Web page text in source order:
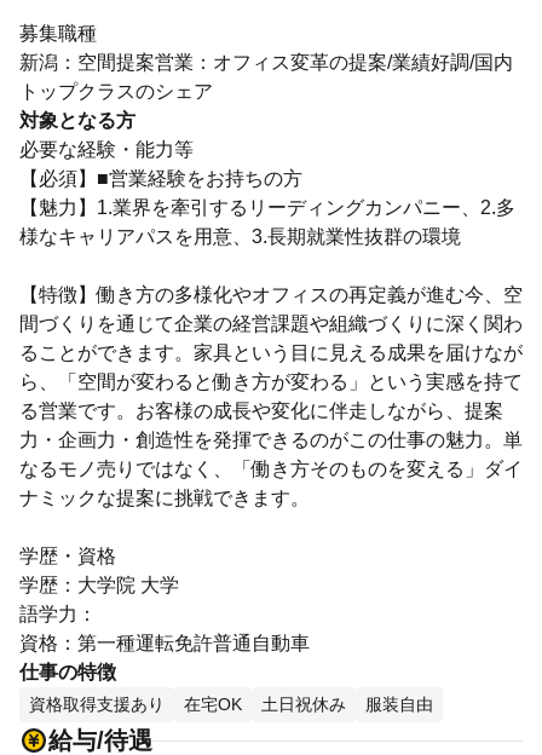
募集職種
新潟：空間提案営業：オフィス変革の提案/業績好調/国内
トップクラスのシェア
対象となる方
必要な経験・能力等
【必須】■営業経験をお持ちの方
【魅力】1.業界を牽引するリーディングカンパニー、2.多
様なキャリアパスを用意、3.長期就業性抜群の環境
【特徴】働き方の多様化やオフィスの再定義が進む今、空
間づくりを通じて企業の経営課題や組織づくりに深く関わ
ることができます。家具という目に見える成果を届けなが
ら、「空間が変わると働き方が変わる」という実感を持て
る営業です。お客様の成長や変化に伴走しながら、提案
力・企画力・創造性を発揮できるのがこの仕事の魅力。単
なるモノ売りではなく、「働き方そのものを変える」ダイ
ナミックな提案に挑戦できます。
学歴・資格
学歴：大学院 大学
語学力：
資格：第一種運転免許普通自動車
仕事の特徴
資格取得支援あり 在宅OK 土日祝休み 服装自由
給与/待遇